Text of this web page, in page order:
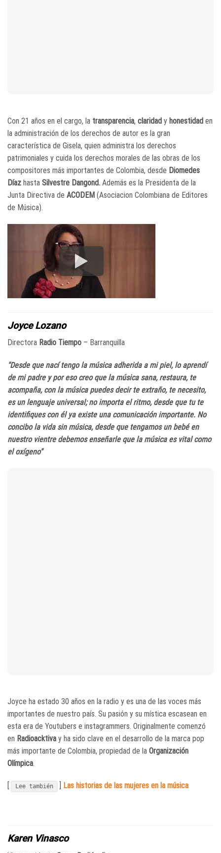
Con 21 años en el cargo, la transparencia, claridad y honestidad en
la administración de los derechos de autor es la gran
característica de Gisela, quien administra los derechos
patrimoniales y cuida los derechos morales de las obras de los
compositores más importantes de Colombia, desde Diomedes
Díaz hasta Silvestre Dangond. Además es la Presidenta de la
Junta Directiva de ACODEM (Asociacion Colombiana de Editores
de Música).
Joyce Lozano
Directora Radio Tiempo – Barranquilla
"Desde que nací tengo la música adherida a mi piel, lo aprendí
de mi padre y por eso creo que la música sana, restaura, te
acompaña, con la música puedes decir te extraño, te necesito,
es un lenguaje universal; no importa el ritmo, desde que tu te
identifiques con él ya existe una comunicación importante. No
concibo la vida sin música, desde que tengamos un bebé en
nuestro vientre debemos enseñarle que la música es vital como
el oxígeno"
Joyce ha estado 30 años en la radio y es una de las voces más
importantes de nuestro país. Su pasión y su mística escasean en
esta era de Youtubers e instagrammers. Originalmente comenzó
en Radioacktiva y ha sido clave en el desarrollo de la marca pop
más importante de Colombia, propiedad de la Organización
Olímpica.
Lee también Las historias de las mujeres en la música
Karen Vinasco